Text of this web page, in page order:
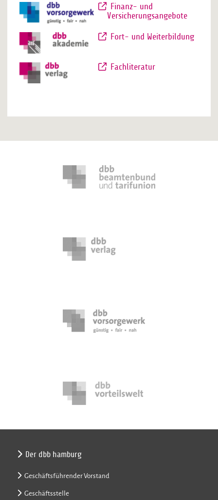
Finanz- und
Versicherungsangebote
Fort- und Weiterbildung
Fachliteratur
Der dbb hamburg
Geschäftsführender Vorstand
Geschäftsstelle